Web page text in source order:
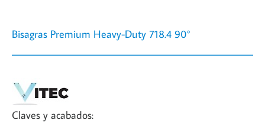
Bisagras Premium Heavy-Duty 718.4 90°
Claves y acabados: